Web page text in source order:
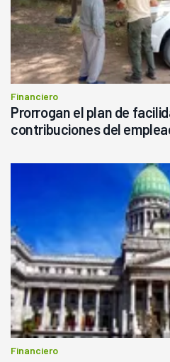
Financiero
Prorrogan el plan de
contribuciones del
Financiero